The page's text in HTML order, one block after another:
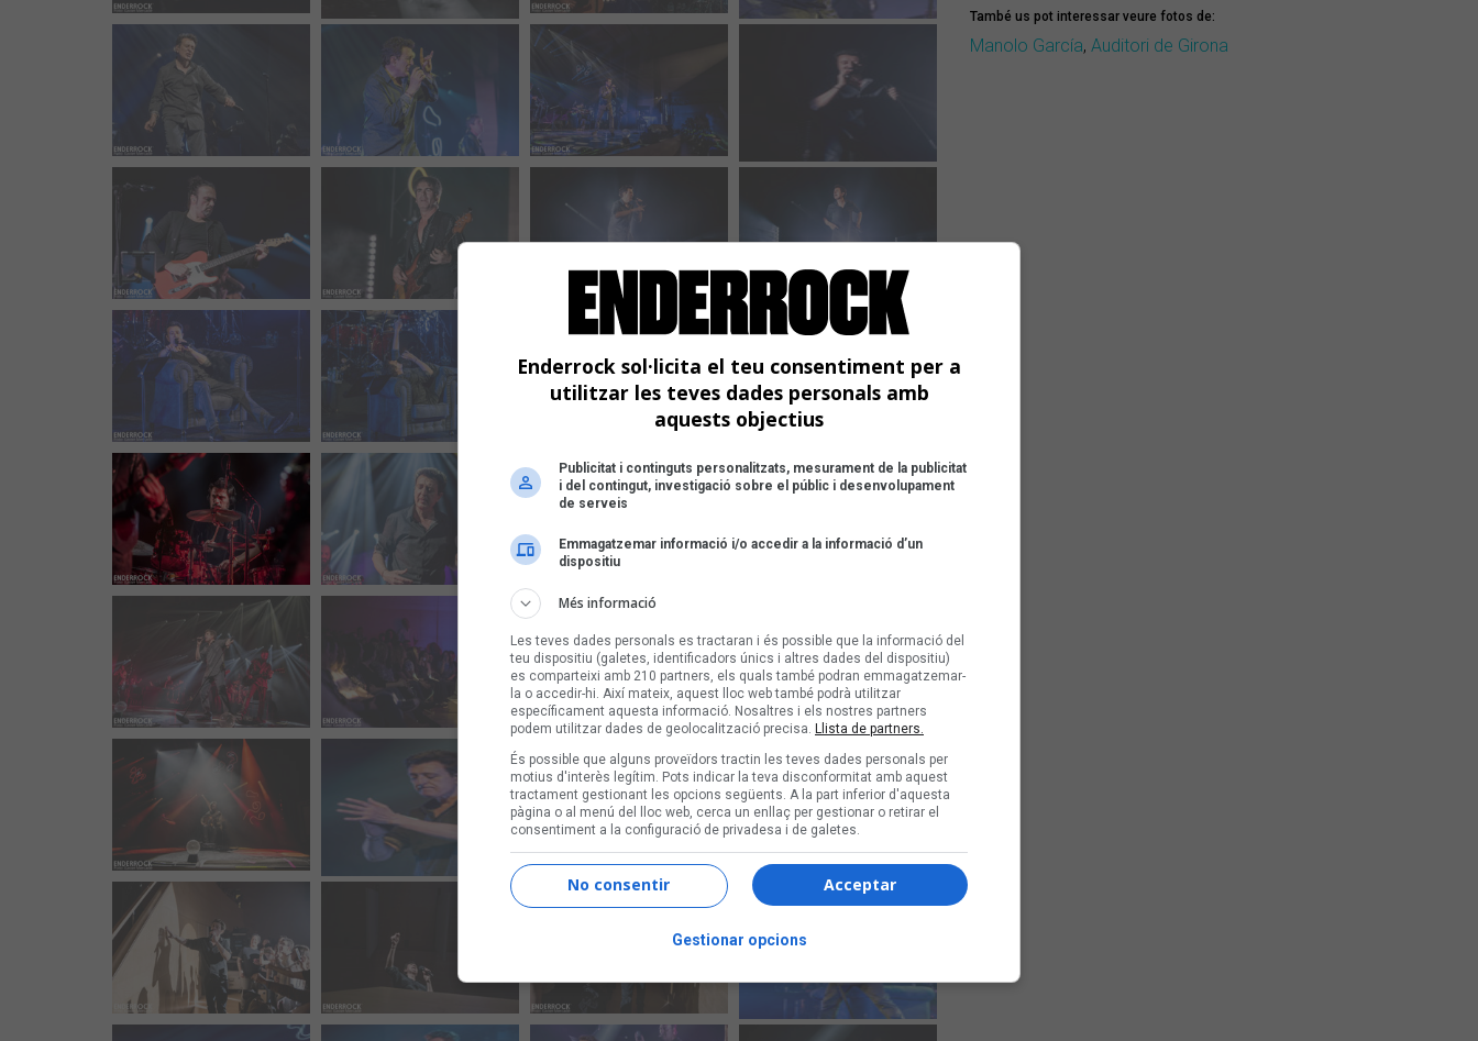
També us pot interessar veure fotos de:
Manolo García, Auditori de Girona
Enderrock sol·licita el teu consentiment per a
utilitzar les teves dades personals amb
aquests objectius
Publicitat i continguts personalitzats, mesurament de la publicitat
i del contingut, investigació sobre el públic i desenvolupament
de serveis
Emmagatzemar informació i/o accedir a la informació d’un
dispositiu
Més informació
Les teves dades personals es tractaran i és possible que la informació del
teu dispositiu (galetes, identificadors únics i altres dades del dispositiu)
es comparteixi amb 210 partners, els quals també podran emmagatzemar-
la o accedir-hi. Així mateix, aquest lloc web també podrà utilitzar
específicament aquesta informació. Nosaltres i els nostres partners
podem utilitzar dades de geolocalització precisa. Llista de partners.
És possible que alguns proveïdors tractin les teves dades personals per
motius d'interès legítim. Pots indicar la teva disconformitat amb aquest
tractament gestionant les opcions següents. A la part inferior d'aquesta
pàgina o al menú del lloc web, cerca un enllaç per gestionar o retirar el
consentiment a la configuració de privadesa i de galetes.
Acceptar
No consentir
Gestionar opcions